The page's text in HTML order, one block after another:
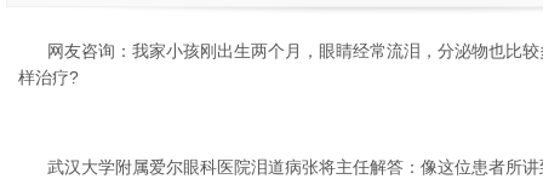
网友咨询：我家小孩刚出生两个月，眼睛经常流泪，分泌物也比
样治疗?
武汉大学附属爱尔眼科医院泪道病张将主任解答：像这位患者所